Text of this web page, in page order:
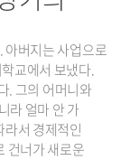
아버지는 사업으로
교에서 보냈다.
. 그의 어머니와
라 얼마 안 가
서 경제적인
건너가 새로운